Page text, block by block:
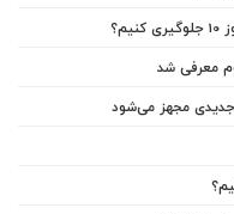
مجهز می‌شود